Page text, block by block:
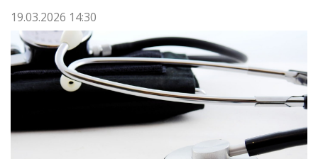
19.03.2026 14:30